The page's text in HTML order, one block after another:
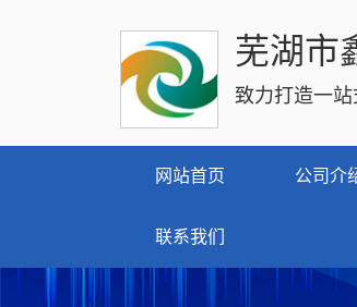
芜湖市
致力打造一
网站首页 公司介
联系我们